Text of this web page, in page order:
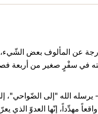
عن المألوف بعض
في سفْرٍ صغير من أربعة
الله "إلى الضّواحي"،
مهدِّداً، إنّها العدوّ